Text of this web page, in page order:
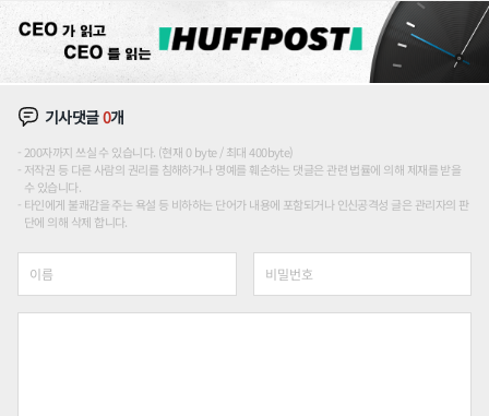
기사댓글0개
200자까지 쓰실 수 있습니다. (현재 0 byte / 최대 400byte)
저작권 등 다른 사람의 권리를 침해하거나 명예를 훼손하는 댓글은 관련 법률에 의해 제재를 받을
수 있습니다.
타인에게 불쾌감을 주는 욕설 등 비하하는 단어가 내용에 포함되거나 인신공격성 글은 관리자의 판
단에 의해 삭제 합니다.